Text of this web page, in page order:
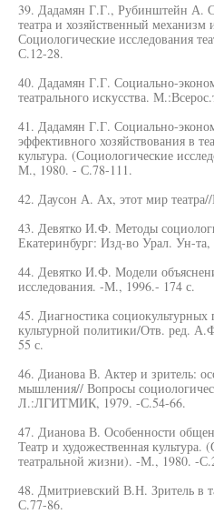
39. Дадамян Г.Г., Рубинштейн А.
театра и хозяйственный механизм
Социологические исследования
С.12-28.
40. Дадамян Г.Г. Социально-
театрального искусства.
41. Дадамян Г.Г. Социально-
эффективного хозяйствования в
культура. (Социологические
М., 1980. - С.78-111.
42. Даусон А. Ах, этот мир
43. Девятко И.Ф. Методы
Екатеринбург: Изд-во Урал. Ун-
44. Девятко И.Ф. Модели
исследования. -М., 1996.- 174 с.
45. Диагностика
культурной политики/Отв. ред.
55 с.
46. Дианова В. Актер и зритель:
мышления// Вопросы
Л.:ЛГИТМИК, 1979. -С.54-66.
47. Дианова В. Особенности
Театр и художественная культура.
театральной жизни). -М., 1980. -
48. Дмитриевский В.Н. Зритель в
С.77-86.